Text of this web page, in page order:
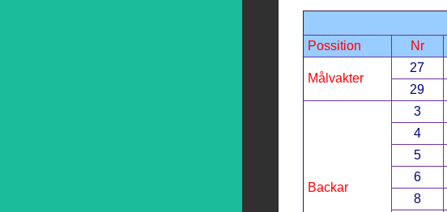
Possition
Nr
Målvakter
27
29
Backar
3
4
5
6
8